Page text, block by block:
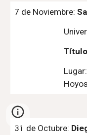
7 de Noviembre:
Hoyos
31 de Octubre: